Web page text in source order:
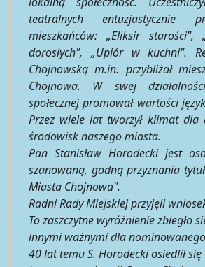
teatralnych entuzjastycznie
mieszkańców: „Eliksir starości",
dorosłych", „Upiór w kuchni".
Chojnowską m.in. przybliżał
Chojnowa. W swej
społecznej promował wartości
Przez wiele lat tworzył klimat dla
środowisk naszego miasta.
Pan Stanisław Horodecki jest
szanowaną, godną przyznania
Miasta Chojnowa".
Radni Rady Miejskiej przyjęli
To zaszczytne wyróżnienie zbiegło
innymi ważnymi dla
40 lat temu S. Horodecki osiedlił